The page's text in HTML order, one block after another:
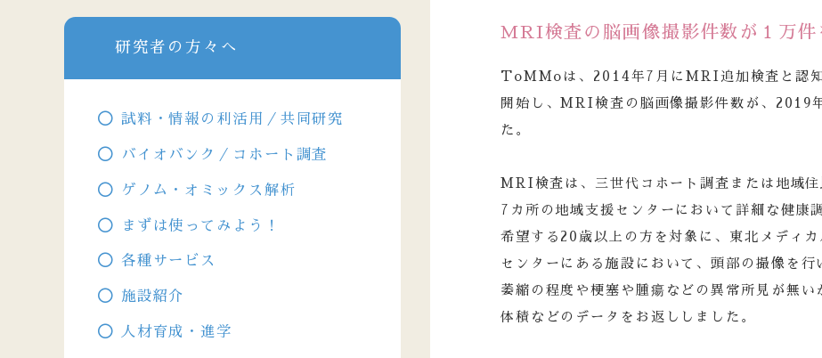
MRI検査の脳画像撮影件数が１万件
ToMMoは、2014年7月にMRI追加検査と認知
開始し、MRI検査の脳画像撮影件数が、2019
た。
MRI検査は、三世代コホート調査または地域
7カ所の地域支援センターにおいて詳細な健康
希望する20歳以上の方を対象に、東北メディ
センターにある施設において、頭部の撮像を
萎縮の程度や梗塞や腫瘍などの異常所見が無
体積などのデータをお返ししました。
研究者の方々へ
試料・情報の利活用／共同研究
バイオバンク／コホート調査
ゲノム・オミックス解析
まずは使ってみよう！
各種サービス
施設紹介
人材育成・進学